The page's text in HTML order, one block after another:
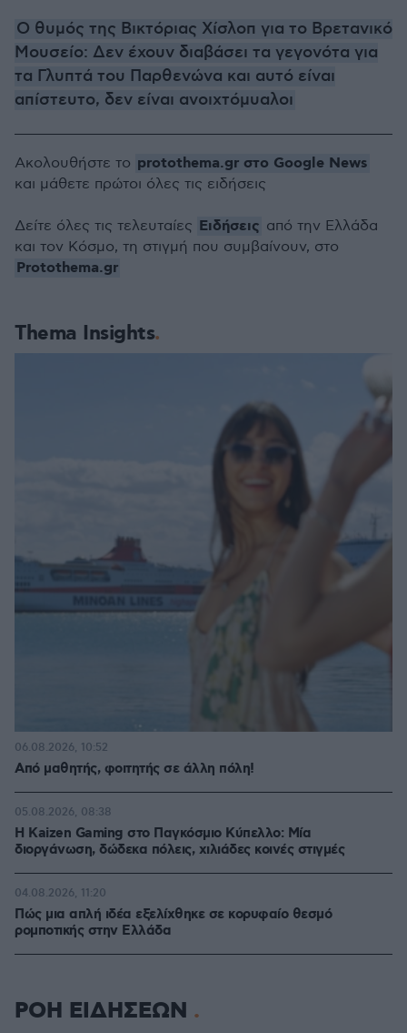
Ο θυμός της Βικτόριας Χίσλοπ για το Βρετανικό
Μουσείο: Δεν έχουν διαβάσει τα γεγονότα για
τα Γλυπτά του Παρθενώνα και αυτό είναι
απίστευτο, δεν είναι ανοιχτόμυαλοι
Thema Insights
Από μαθητής, φοιτητής σε άλλη πόλη!
06.08.2026, 10:52
H Kaizen Gaming στο Παγκόσμιο Kύπελλο: Μία
διοργάνωση, δώδεκα πόλεις, χιλιάδες κοινές στιγμές
05.08.2026, 08:38
Πώς μια απλή ιδέα εξελίχθηκε σε κορυφαίο θεσμό
ρομποτικής στην Ελλάδα
04.08.2026, 11:20
Ακολουθήστε το protothema.gr στο Google News
και μάθετε πρώτοι όλες τις ειδήσεις
Δείτε όλες τις τελευταίες Ειδήσεις από την Ελλάδα
και τον Κόσμο, τη στιγμή που συμβαίνουν, στο
Protothema.gr
ΡΟΗ ΕΙΔΗΣΕΩΝ